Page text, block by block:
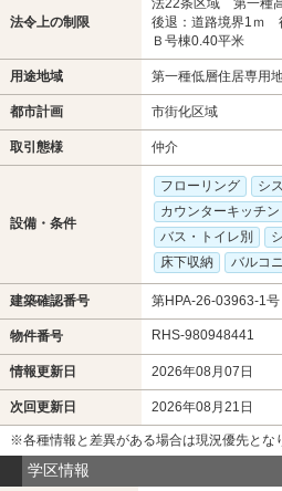
法令上の制限
法22条区域 第一種
後退：道路境界1ｍ
Ｂ号棟0.40平米
用途地域 第一種低層住居専用
都市計画 市街化区域
取引態様 仲介
設備・条件
フローリング
シ
カウンターキッチン
バス・トイレ別
床下収納
バルコ
建築確認番号 第HPA-26-03963-1号
物件番号 RHS-980948441
情報更新日 2026年08月07日
次回更新日 2026年08月21日
※各種情報と差異がある場合は現況優先とな
学区情報